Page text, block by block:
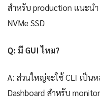
สำหรับ production แนะนำ
NVMe SSD
Q: มี GUI ไหม?
A: ส่วนใหญ่จะใช้ CLI เป็น
Dashboard สำหรับ